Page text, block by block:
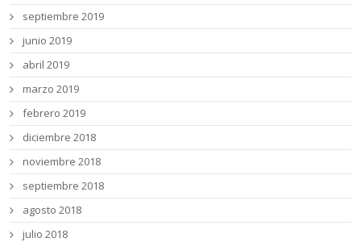
septiembre 2019
junio 2019
abril 2019
marzo 2019
febrero 2019
diciembre 2018
noviembre 2018
septiembre 2018
agosto 2018
julio 2018